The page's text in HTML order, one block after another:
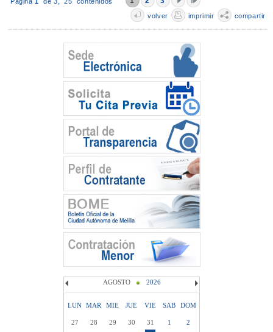
volver imprimir compartir
AGOSTO 2026
LUN MAR MIE JUE VIE SAB DOM
27 28 29 30 31 1
2